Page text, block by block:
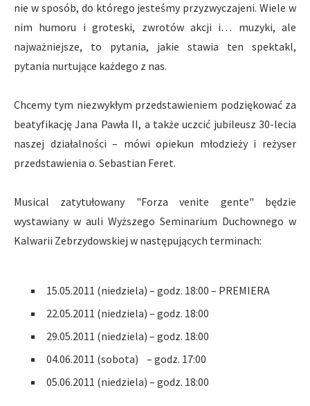
nie w sposób, do którego jesteśmy przyzwyczajeni. Wiele w
nim humoru i groteski, zwrotów akcji i… muzyki, ale
najważniejsze, to pytania, jakie stawia ten spektakl,
pytania nurtujące każdego z nas.
Chcemy tym niezwykłym przedstawieniem podziękować za
beatyfikację Jana Pawła II, a także uczcić jubileusz 30-lecia
naszej działalności – mówi opiekun młodzieży i reżyser
przedstawienia o. Sebastian Feret.
Musical zatytułowany "Forza venite gente" będzie
wystawiany w auli Wyższego Seminarium Duchownego w
Kalwarii Zebrzydowskiej w następujących terminach:
15.05.2011 (niedziela) – godz. 18:00 – PREMIERA
22.05.2011 (niedziela) – godz. 18:00
29.05.2011 (niedziela) – godz. 18:00
04.06.2011 (sobota) – godz. 17:00
05.06.2011 (niedziela) – godz. 18:00